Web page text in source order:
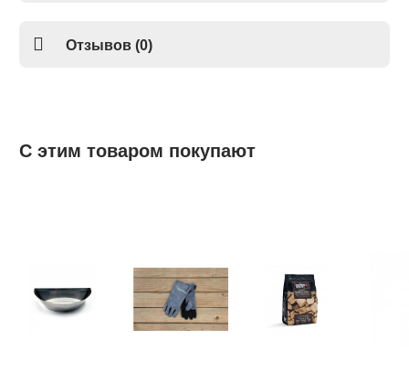
Купить простую и безопасную зажигалку Maverick BL-
02, можно в магазине
Отзывов (0)
С этим товаром покупают